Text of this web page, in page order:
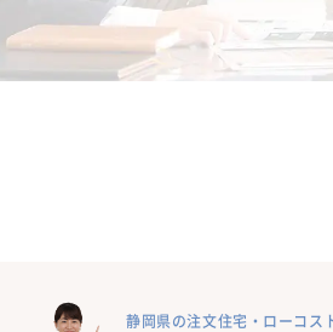
静岡県の注文住宅・ローコス